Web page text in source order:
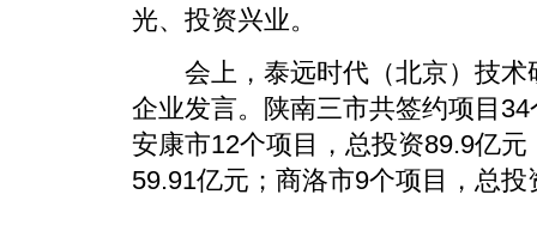
光、投资兴业。
会上，泰远时代（北京）技术
企业发言。陕南三市共签约项目
安康市12个项目，总投资89.9亿
59.91亿元；商洛市9个项目，总投